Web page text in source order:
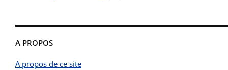
A PROPOS
A propos de ce site